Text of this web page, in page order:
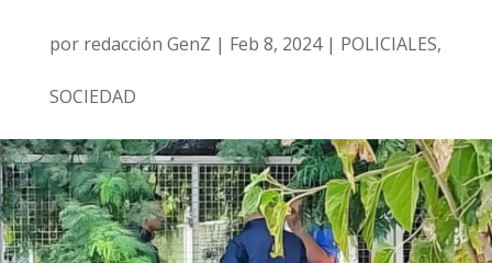
por redacción GenZ | Feb 8, 2024| POLICIALES,
SOCIEDAD